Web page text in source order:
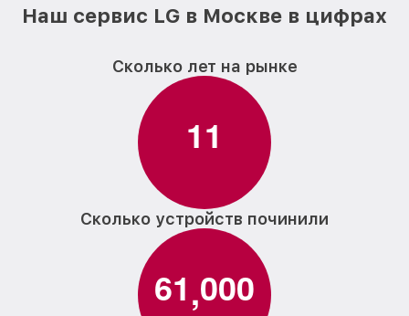
Наш сервис LG в Москве в цифрах
Сколько лет на рынке
11
Сколько устройств починили
61,000